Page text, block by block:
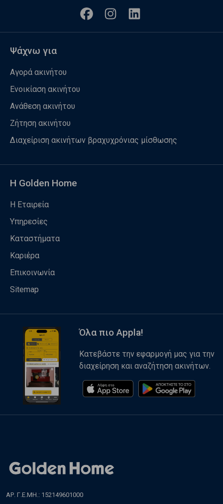
Ψάχνω για
Αγορά ακινήτου
Ενοικίαση ακινήτου
Ανάθεση ακινήτου
Ζήτηση ακινήτου
Διαχείριση ακινήτων βραχυχρόνιας μίσθωσης
Η Golden Home
Η Εταιρεία
Υπηρεσίες
Καταστήματα
Καριέρα
Επικοινωνία
Sitemap
Όλα πιο Appla!
Κατεβάστε την εφαρμογή μας για την
διαχείρηση και αναζήτηση ακινήτων.
ΑΡ. Γ.Ε.ΜΗ.: 152149601000